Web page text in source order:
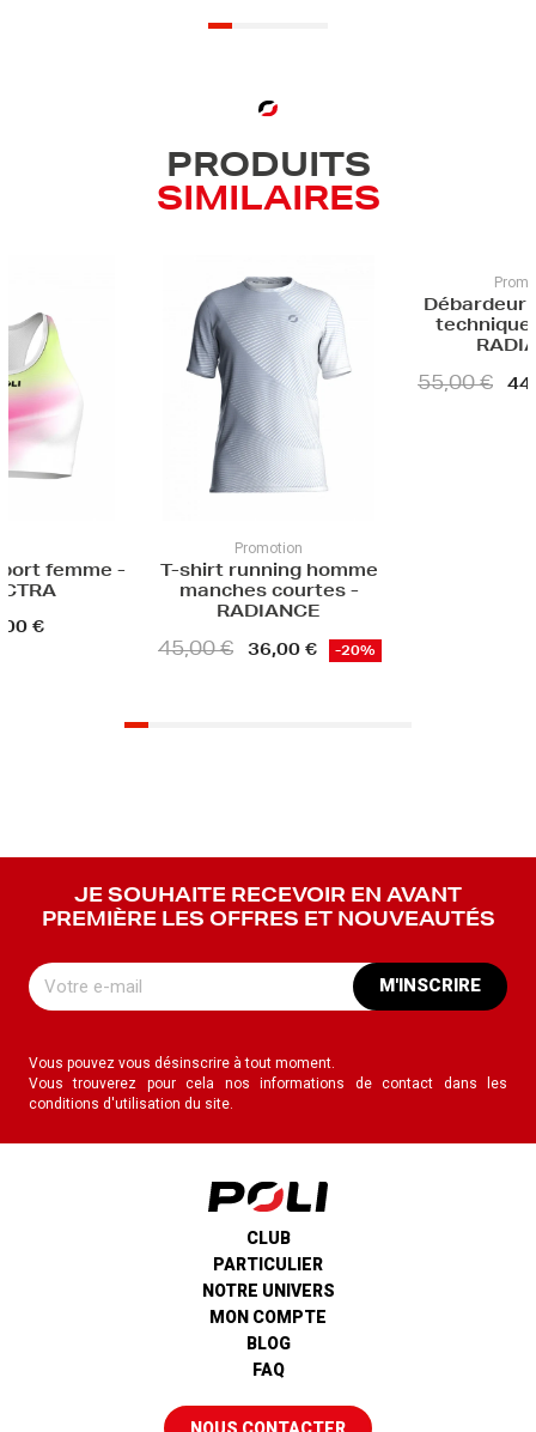
PRODUITS
SIMILAIRES
running homme
courtes -
-20%
Promotion
Débardeur athlétisme
technique homme -
RADIANCE
55,00 € 44,00 € -20%
JE SOUHAITE RECEVOIR EN AVANT
PREMIÈRE LES OFFRES ET NOUVEAUTÉS
M'INSCRIRE
Vous pouvez vous désinscrire à tout moment.
Vous trouverez pour cela nos informations de contact dans les
conditions d'utilisation du site.
CLUB
PARTICULIER
NOTRE UNIVERS
MON COMPTE
BLOG
FAQ